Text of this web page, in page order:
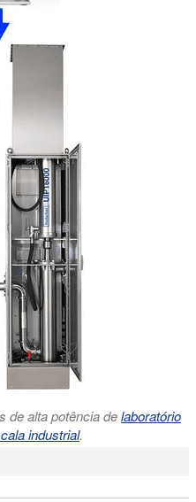
de alta potência delaboratório
industrial.